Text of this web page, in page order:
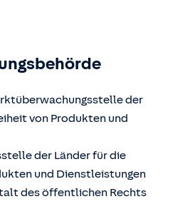
der
von Produkten und
der Länder für die
und Dienstleistungen
des öffentlichen Rechts